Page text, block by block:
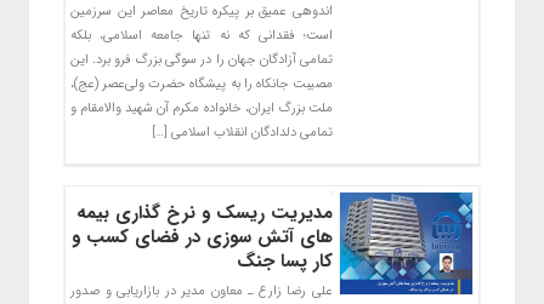
اندوهی عمیق بر پیکره تاریخ معاصر این سرزمین
است؛ فقدانی که نه تنها جامعه اسلامی، بلکه
تمامی آزادگان جهان را در سوگی بزرگ فرو برد. این
مصیبت جانکاه را به پیشگاه حضرت ولی‌عصر (عج)،
ملت بزرگ ایران، خانواده مکرم آن شهید والامقام و
تمامی دلدادگان انقلاب اسلامی […]
مدیریت ریسک و نرخ گذاری بیمه
های آتش سوزی در فضای کسب و
کار پسا جنگ
علی رضا زارع ـ معاون مدیر در بازاریابی و صدور